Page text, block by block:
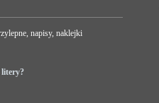
napisy, naklejki